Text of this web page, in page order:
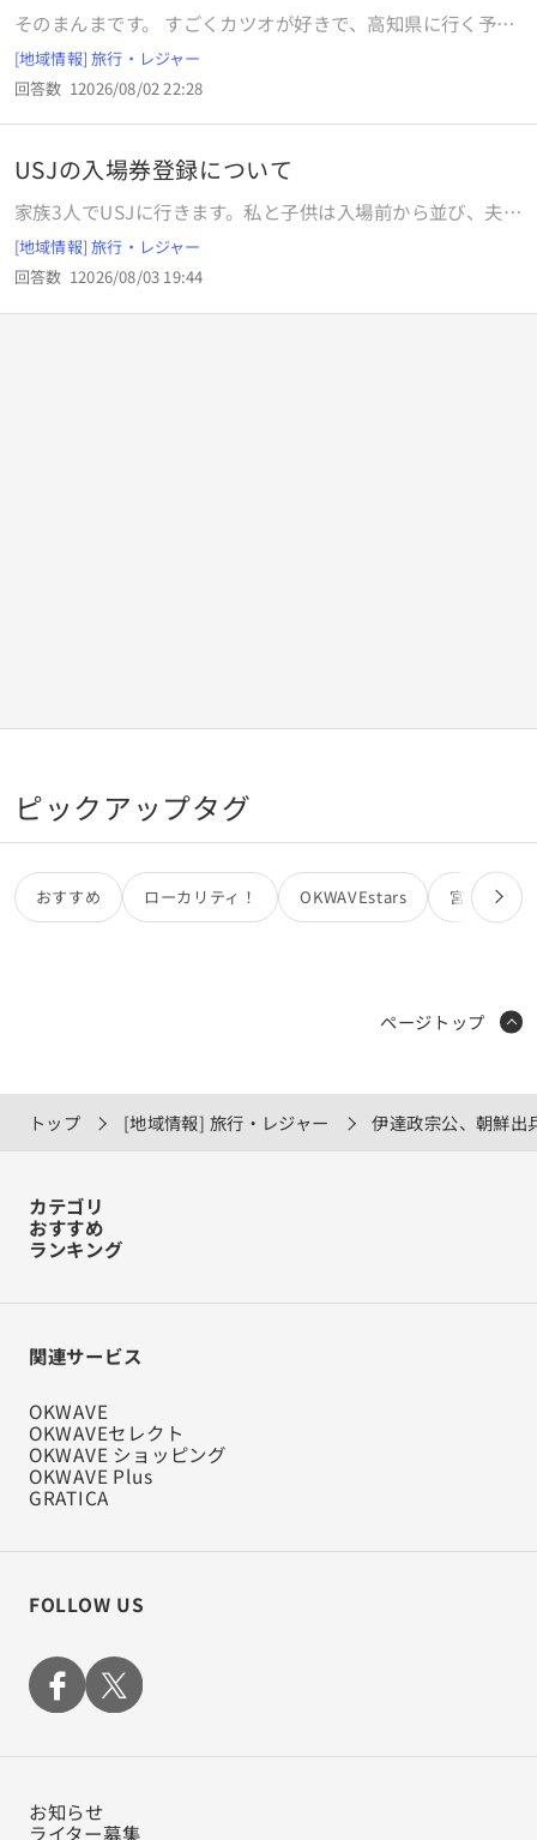
そのまんまです。 すごくカツオが好きで、高知県に行く予定
です。 高知市内と足摺岬方面でおすすめのお店ありません
か？ 予算5000円以内のお店を何店舗かいただけるとありが
たいです。 5，6切れでは満足できないくらい好きです。 カツ
オだけで腹を満たしたいくらい好きです。
[地域情報] 旅行・レジャー
回答数 12026/08/02 22:28
USJの入場券登録について
家族3人でUSJに行きます。私と子供は入場前から並び、夫は
後からのんびり合流予定です。USJのアプリに入場券登録を
する必要があるようですが、私のスマホに家族3人分いれて
しまうと、夫が後から合流する(何時になるかは分からない)
にあたって不都合がありますでしょうか？ また、私のスマホ
[地域情報] 旅行・レジャー
回答数 12026/08/03 19:44
ピックアップタグ
おすすめ ローカリティ！ OKWAVEstars 宮田カオリ
トップ [地域情報] 旅行・レジャー 伊達政宗公、朝鮮出
ページトップ
カテゴリ
おすすめ
ランキング
関連サービス
OKWAVE
OKWAVEセレクト
OKWAVE ショッピング
OKWAVE Plus
GRATICA
FOLLOW US
お知らせ
ライター募集